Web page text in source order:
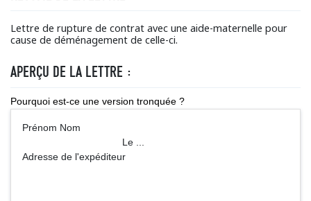
Lettre de rupture de contrat avec une aide-maternelle pour
cause de déménagement de celle-ci.
APERÇU DE LA LETTRE :
Pourquoi est-ce une version tronquée ?
Prénom Nom
Le ...
Adresse de l'expéditeur